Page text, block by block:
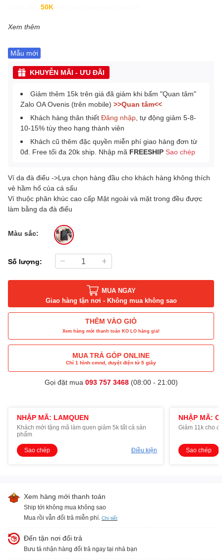
50K
Xem thêm
Mẫu mới
KHUYỄN MÃI - ƯU ĐÃI
Giảm thêm 15k trên giá đã giảm khi bấm "Quan tâm"
Zalo OA Ovenis (trên mobile) >>Quan tâm<<
Khách hàng thân thiết Đăng nhập , tự động giảm 5-8-
10-15% tùy theo hạng thành viên
Khách cũ thêm đặc quyền miễn phí giao hàng đơn từ
0đ. Free tối đa 20k ship. Nhập mã FREESHIP Sao chép
Ví da đà điểu ->Lựa chọn hàng đầu cho khách hàng không thích
vẻ hầm hố của cá sấu
Ví thuộc phân khúc cao cấp Mặt ngoài và mặt trong đều được
làm bằng da đà điểu
Màu sắc:
Số lượng:
MUA NGAY
Giao hàng tận nơi - Không mua không sao
THÊM VÀO GIỎ
Xem hàng mới thanh toán KO LO hàng giả!
MUA TRẢ GÓP ONLINE
Chỉ 1 hình cmnd, duyệt điện tử 5 giây
Gọi đặt mua 093 757 3468(08:00 - 21:00)
NHẬP MÃ: LAMQUEN
Khách mới tặng mã làm quen giảm 5k tất cả sản
phẩm
Sao chép Điều kiện
NHẬP MÃ:
Giảm 11k cho
Sao chép
Xem hàng mới thanh toán
Ship tới không mua không sao
Mua rồi vẫn đổi trả miễn phí. Chi tiết
Đến tận nơi đổi trả
Bưu tá nhận hàng đổi trả ngay tại nhà bạn